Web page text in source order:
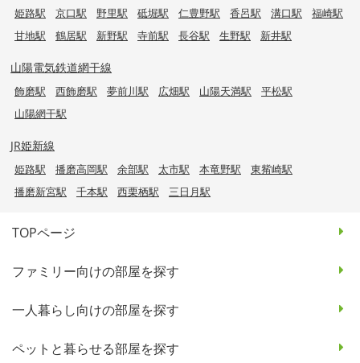
姫路駅 京口駅 野里駅 砥堀駅 仁豊野駅 香呂駅 溝口駅
福崎駅
甘地駅
鶴居駅 新野駅 寺前駅 長谷駅 生野駅 新井駅
山陽電気鉄道網干線
飾磨駅 西飾磨駅 夢前川駅 広畑駅 山陽天満駅
平松駅
山陽網干駅
JR姫新線
姫路駅 播磨高岡駅 余部駅 太市駅 本竜野駅
東觜崎駅
播磨新宮駅
千本駅 西栗栖駅 三日月駅
TOPページ
ファミリー向けの部屋を探す
一人暮らし向けの部屋を探す
ペットと暮らせる部屋を探す